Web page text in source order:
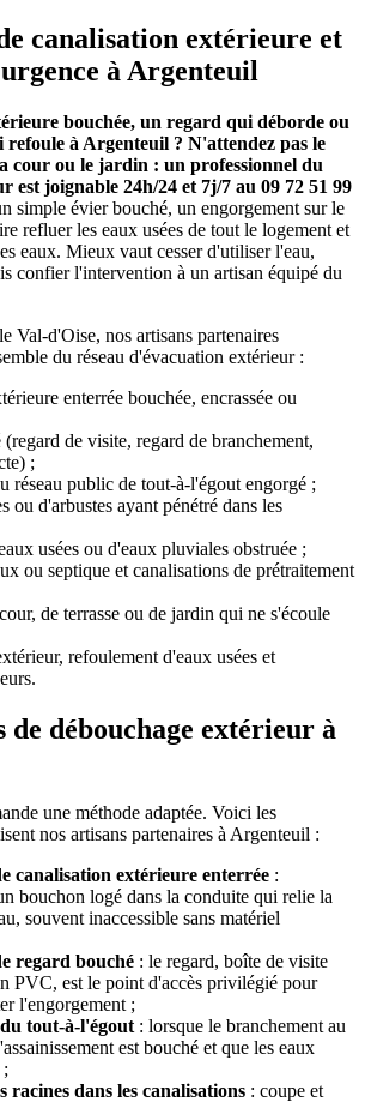
canalisation extérieure et
à Argenteuil
bouchée, un regard qui déborde ou
à Argenteuil ? N'attendez pas le
cour ou le jardin : un professionnel du
est joignable 24h/24 et 7j/7 au 09 72 51 99
simple évier bouché, un engorgement sur le
refluer les eaux usées de tout le logement et
eaux. Mieux vaut cesser d'utiliser l'eau,
confier l'intervention à un artisan équipé du
Val-d'Oise, nos artisans partenaires
du réseau d'évacuation extérieur :
enterrée bouchée, encrassée ou
de visite, regard de branchement,
;
réseau public de tout-à-l'égout engorgé ;
ou d'arbustes ayant pénétré dans les
usées ou d'eaux pluviales obstruée ;
ou septique et canalisations de prétraitement
de terrasse ou de jardin qui ne s'écoule
refoulement d'eaux usées et
de débouchage extérieur à
une méthode adaptée. Voici les
nos artisans partenaires à Argenteuil :
canalisation extérieure enterrée :
bouchon logé dans la conduite qui relie la
souvent inaccessible sans matériel
regard bouché : le regard, boîte de visite
PVC, est le point d'accès privilégié pour
l'engorgement ;
tout-à-l'égout : lorsque le branchement au
est bouché et que les eaux
racines dans les canalisations : coupe et